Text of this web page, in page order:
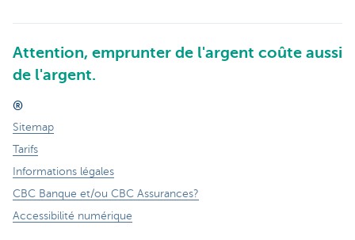
Attention, emprunter de l'argent coûte aussi
de l'argent.
®
Sitemap
Tarifs
Informations légales
CBC Banque et/ou CBC Assurances?
Accessibilité numérique